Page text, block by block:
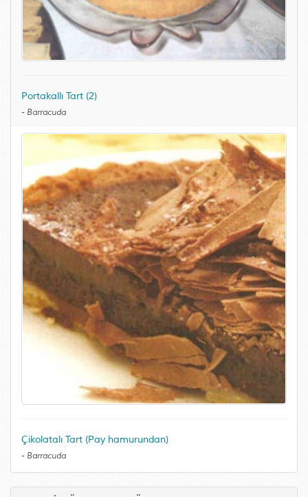
Portakallı Tart (2)
- Barracuda
Çikolatalı Tart (Pay hamurundan)
- Barracuda